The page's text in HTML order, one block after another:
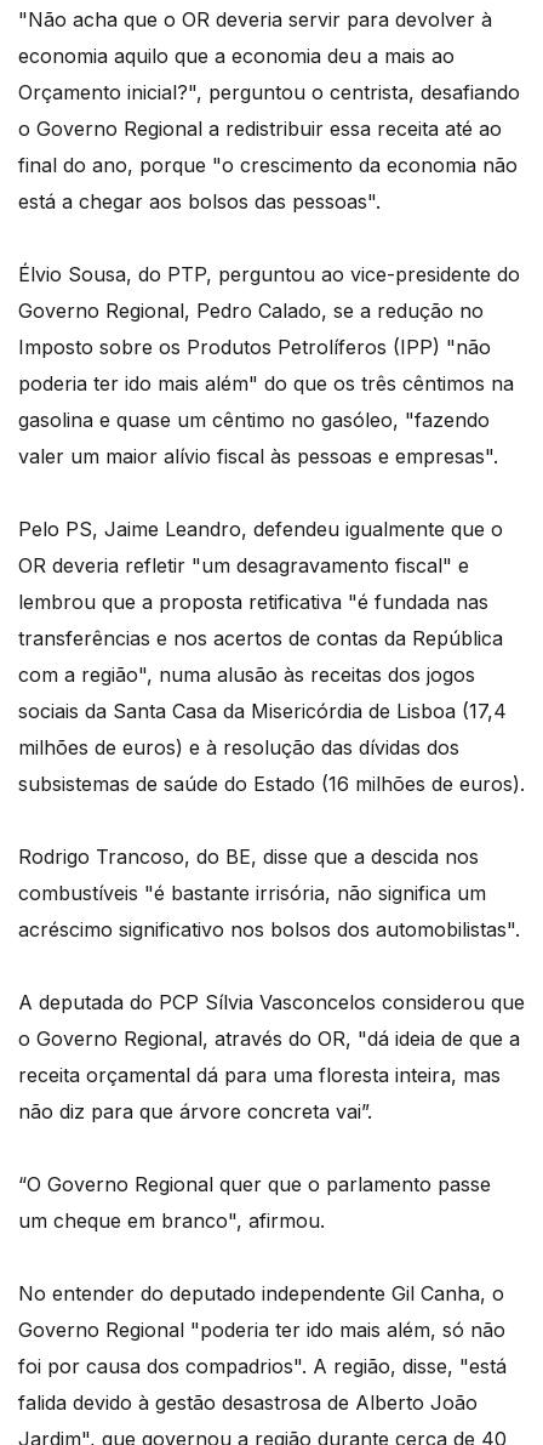
"Não acha que o OR deveria servir para devolver à
economia aquilo que a economia deu a mais ao
Orçamento inicial?", perguntou o centrista, desafiando
o Governo Regional a redistribuir essa receita até ao
final do ano, porque "o crescimento da economia não
está a chegar aos bolsos das pessoas".
Élvio Sousa, do PTP, perguntou ao vice-presidente do
Governo Regional, Pedro Calado, se a redução no
Imposto sobre os Produtos Petrolíferos (IPP) "não
poderia ter ido mais além" do que os três cêntimos na
gasolina e quase um cêntimo no gasóleo, "fazendo
valer um maior alívio fiscal às pessoas e empresas".
Pelo PS, Jaime Leandro, defendeu igualmente que o
OR deveria refletir "um desagravamento fiscal" e
lembrou que a proposta retificativa "é fundada nas
transferências e nos acertos de contas da República
com a região", numa alusão às receitas dos jogos
sociais da Santa Casa da Misericórdia de Lisboa (17,4
milhões de euros) e à resolução das dívidas dos
subsistemas de saúde do Estado (16 milhões de euros).
Rodrigo Trancoso, do BE, disse que a descida nos
combustíveis "é bastante irrisória, não significa um
acréscimo significativo nos bolsos dos automobilistas".
A deputada do PCP Sílvia Vasconcelos considerou que
o Governo Regional, através do OR, "dá ideia de que a
receita orçamental dá para uma floresta inteira, mas
não diz para que árvore concreta vai”.
“O Governo Regional quer que o parlamento passe
um cheque em branco", afirmou.
No entender do deputado independente Gil Canha, o
Governo Regional "poderia ter ido mais além, só não
foi por causa dos compadrios". A região, disse, "está
falida devido à gestão desastrosa de Alberto João
Jardim", que governou a região durante cerca de 40